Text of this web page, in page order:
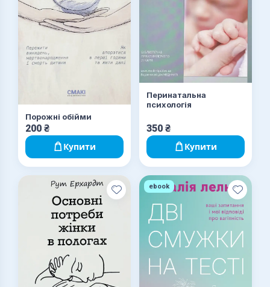
Порожні обійми
200 ₴
Купити
Перинатальна
психологія
350 ₴
Купити
ebook